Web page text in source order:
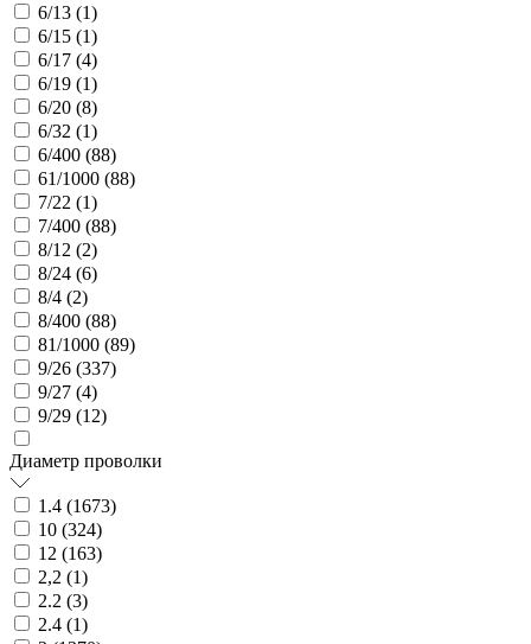
6/13 (1)
6/15 (1)
6/17 (4)
6/19 (1)
6/20 (8)
6/32 (1)
6/400 (88)
61/1000 (88)
7/22 (1)
7/400 (88)
8/12 (2)
8/24 (6)
8/4 (2)
8/400 (88)
81/1000 (89)
9/26 (337)
9/27 (4)
9/29 (12)
Диаметр проволки
1.4 (1673)
10 (324)
12 (163)
2,2 (1)
2.2 (3)
2.4 (1)